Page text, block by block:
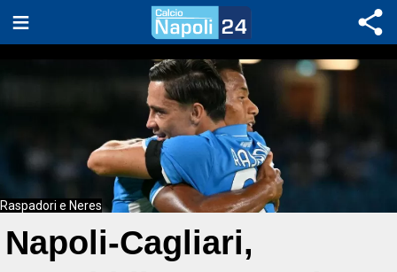
Raspadori e Neres
Napoli-Cagliari,